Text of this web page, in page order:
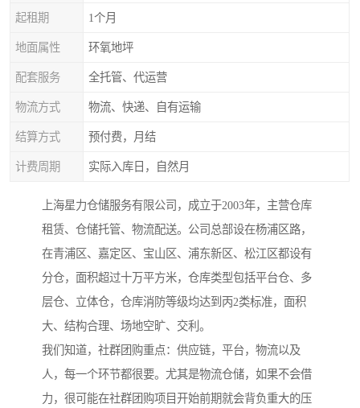
起租期 1个月
地面属性 环氧地坪
配套服务 全托管、代运营
物流方式 物流、快递、自有运输
结算方式 预付费，月结
计费周期 实际入库日，自然月
上海星力仓储服务有限公司，成立于2003年，主营仓库
租赁、仓储托管、物流配送。公司总部设在杨浦区路，
在青浦区、嘉定区、宝山区、浦东新区、松江区都设有
分仓，面积超过十万平方米，仓库类型包括平台仓、多
层仓、立体仓，仓库消防等级均达到丙2类标准，面积
大、结构合理、场地空旷、交利。
我们知道，社群团购重点：供应链，平台，物流以及
人，每一个环节都很要。尤其是物流仓储，如果不会借
力，很可能在社群团购项目开始前期就会背负重大的压